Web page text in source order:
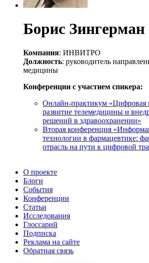
Борис Зингерман
Компания: ИНВИТРО
Должность: руководитель
медицины
Конференции с участием спикера:
Онлайн-практикум «Цифровая
развитие телемедицины и
решений в здравоохранении»
Вторая конференция
технологии в фармацевтике:
отрасль на пути к цифровой
О проекте
Блоги
События
Конференции
Статьи
Исследования
Глоссарий
Подписка
Реклама на сайте
Обратная связь